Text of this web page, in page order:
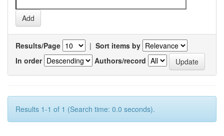
Results/Page | Sort items by
In order
Authors/record
Results 1-1 of 1 (Search time: 0.0 seconds).